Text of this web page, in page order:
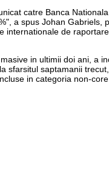
catre Banca
a spus Johan
internationale de
in ultimii doi ani, a
sfarsitul saptamanii
in categoria non-